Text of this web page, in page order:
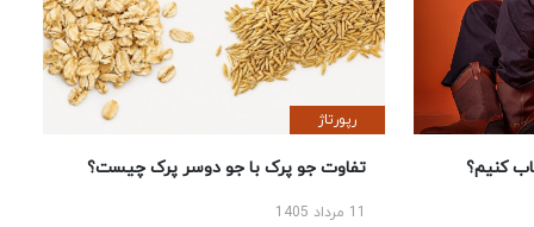
کنیم؟
رپورتاژ
تفاوت جو پرک با جو دوسر پرک چیست؟